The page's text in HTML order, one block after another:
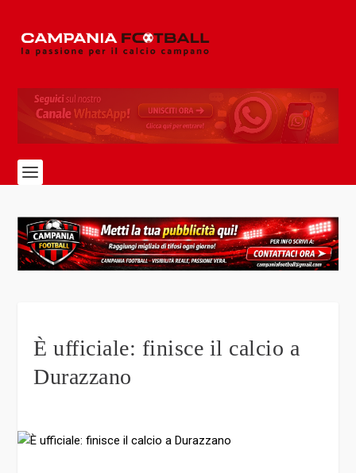
È ufficiale: finisce il calcio a
Durazzano